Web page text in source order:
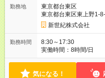
勤務地
東京都台東区
東京都台東区東上野1-
新世紀株式会社
勤務時間
8:30～17:30
実働時間：8時間/日
気になる！